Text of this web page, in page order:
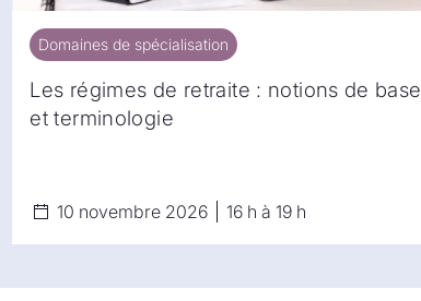
Domaines de spécialisation
Domaines de spécialisation
Les régimes de retraite : notions de base
et terminologie
10 novembre 2026 16 h à 19 h